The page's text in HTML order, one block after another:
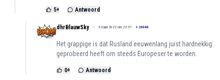
5+ Antwoord
dhrBlauwSky 03 juni 2022 om 22:57 + 20040
Het grappige is dat Rusland eeuwenlang juist hardnekkig
geprobeerd heeft om steeds Europeser te worden.
0+ Antwoord